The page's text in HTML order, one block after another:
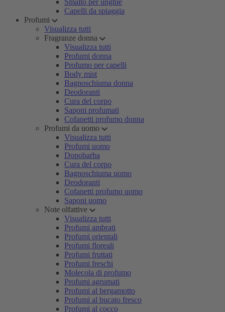
Smalto per unghie
Capelli da spiaggia
Profumi
Visualizza tutti
Fragranze donna
Visualizza tutti
Profumi donna
Profumo per capelli
Body mist
Bagnoschiuma donna
Deodoranti
Cura del corpo
Saponi profumati
Cofanetti profumo donna
Profumi da uomo
Visualizza tutti
Profumi uomo
Dopobarba
Cura del corpo
Bagnoschiuma uomo
Deodoranti
Cofanetti profumo uomo
Saponi uomo
Note olfattive
Visualizza tutti
Profumi ambrati
Profumi orientali
Profumi floreali
Profumi fruttati
Profumi freschi
Molecola di profumo
Profumi agrumati
Profumi al bergamotto
Profumi al bucato fresco
Profumi al cocco